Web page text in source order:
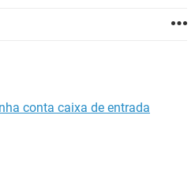
conta caixa de entrada